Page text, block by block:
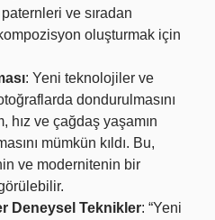
paternleri ve sıradan
oluşturmak için
: Yeni teknolojiler ve
dondurulmasını
hız ve çağdaş yaşamın
mümkün kıldı. Bu,
ve modernitenin bir
Deneysel Teknikler: “Yeni